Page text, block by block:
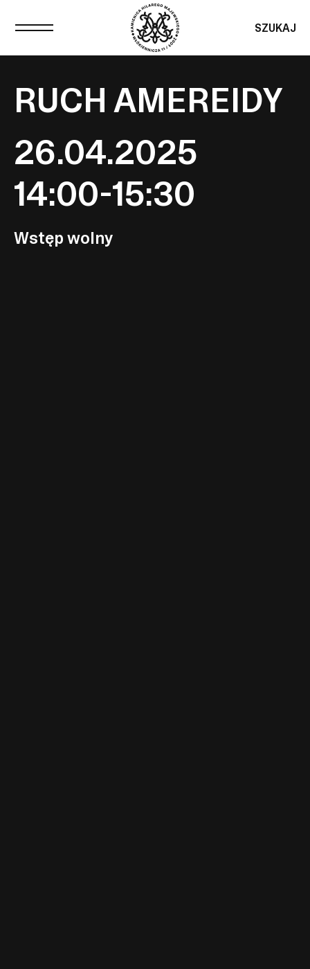
SZUKAJ
RUCH AMEREIDY
26.04.2025
14:00-15:30
Wstęp wolny